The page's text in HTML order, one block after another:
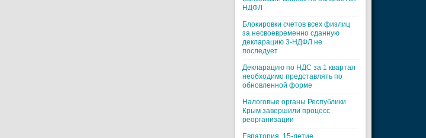
НДФЛ
Блокировки счетов всех физлиц
за несвоевременно сданную
декларацию 3-НДФЛ не
последует
Декларацию по НДС за 1 квартал
необходимо представлять по
обновленной форме
Налоговые органы Республики
Крым завершили процесс
реорганизации
Евпатория. 15-летие